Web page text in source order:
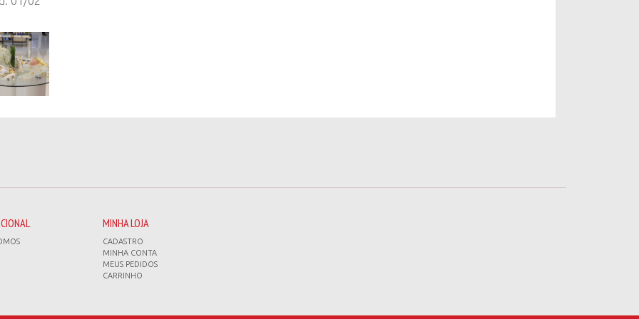
MINHA LOJA
CADASTRO
MINHA CONTA
MEUS PEDIDOS
CARRINHO